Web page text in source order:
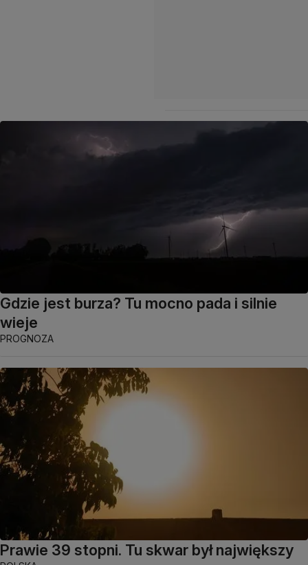
Gdzie jest burza? Tu mocno pada i silnie
wieje
PROGNOZA
Prawie 39 stopni. Tu skwar był największy